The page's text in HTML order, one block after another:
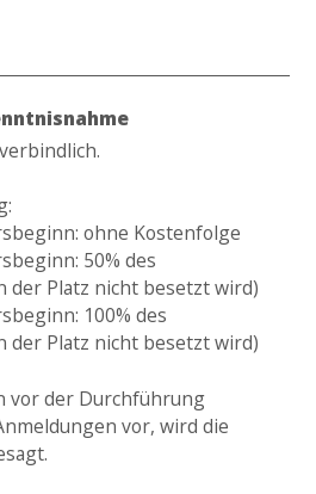
ohne Kostenfolge
50% des
der Platz nicht besetzt wird)
100% des
der Platz nicht besetzt wird)
vor der Durchführung
vor, wird die